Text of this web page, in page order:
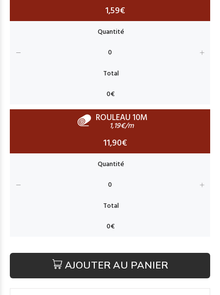
1,59€
ROULEAU 10M
1,19€/m
11,90€
AJOUTER AU PANIER